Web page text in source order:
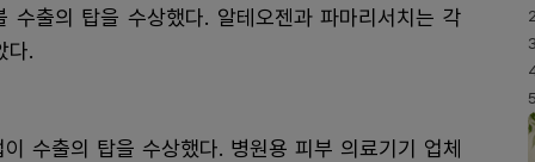
출의 탑을 수상했다. 알테오젠과 파마리서치는 각
다.
수출의 탑을 수상했다. 병원용 피부 의료기기 업체